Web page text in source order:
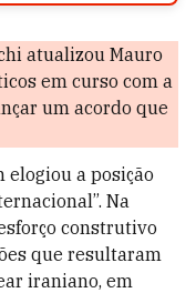
atualizou Mauro
em curso com a
um acordo que
a posição
Na
construtivo
que resultaram
iraniano, em